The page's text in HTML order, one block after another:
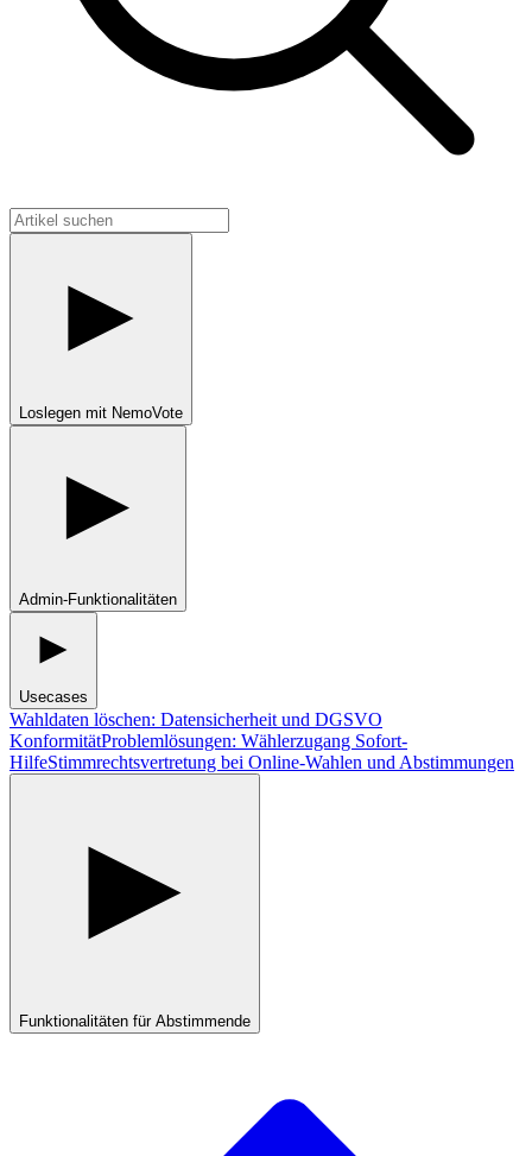
Loslegen mit NemoVote
Admin-Funktionalitäten
Usecases
Wahldaten löschen: Datensicherheit und DGSVO
KonformitätProblemlösungen: Wählerzugang Sofort-
HilfeStimmrechtsvertretung bei Online-Wahlen und Abstimmungen
Funktionalitäten für Abstimmende